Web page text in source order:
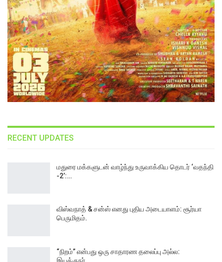
RECENT UPDATES
மதுரை மக்களுடன் வாழ்ந்து உருவாக்கிய தொடர் ‘வதந்தி
-2’:…
விஸ்வநாத் & சன்ஸ் எனது புதிய அடையாளம்: சூர்யா
பெருமிதம்.
“நிறம்” என்பது ஒரு சாதாரண தலைப்பு அல்ல: